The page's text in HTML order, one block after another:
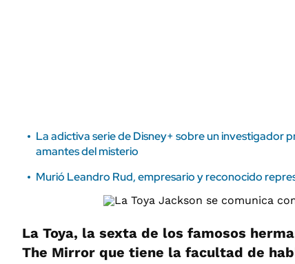
La adictiva serie de Disney+ sobre un investigador
amantes del misterio
Murió Leandro Rud, empresario y reconocido
La Toya, la sexta de los famosos
The Mirror que tiene la facultad de